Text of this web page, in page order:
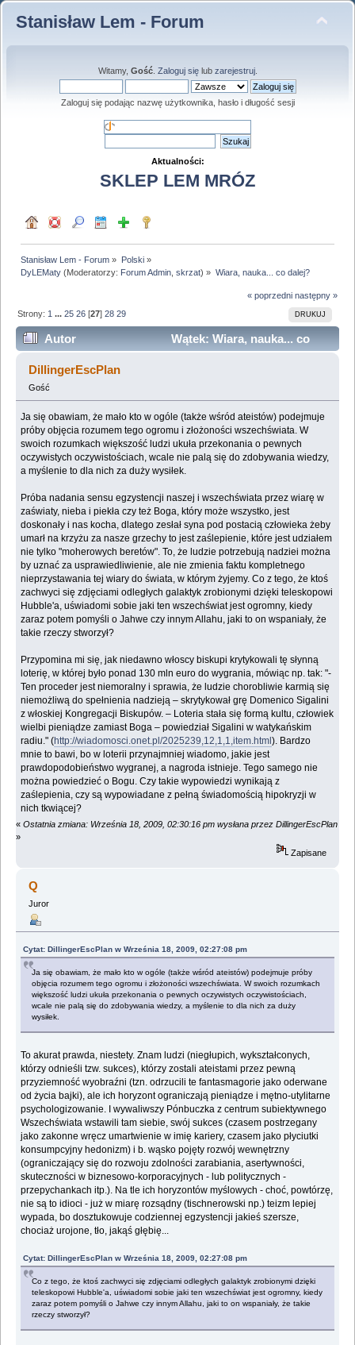
Stanisław Lem - Forum
Witamy, Gość. Zaloguj sięlub zarejestruj.
Zaloguj się podając nazwę użytkownika, hasło i długość sesji
Aktualności:
SKLEP LEM MRÓZ
Stanisław Lem - Forum » Polski»
DyLEMaty (Moderatorzy: Forum Admin ,skrzat) » Wiara, nauka... co dalej?
« poprzedni następny »
DRUKUJ
Strony: 1 ...25 26 [27]28 29
Autor
Wątek: Wiara, nauka... co
dalej? (Przeczytany 478492 razy)
DillingerEscPlan
Gość
Ja się obawiam, że mało kto w ogóle (także wśród ateistów) podejmuje
próby objęcia rozumem tego ogromu i złożoności wszechświata. W
swoich rozumkach większość ludzi ukuła przekonania o pewnych
oczywistych oczywistościach, wcale nie palą się do zdobywania wiedzy,
a myślenie to dla nich za duży wysiłek.
Próba nadania sensu egzystencji naszej i wszechświata przez wiarę w
zaświaty, nieba i piekła czy też Boga, który może wszystko, jest
doskonały i nas kocha, dlatego zesłał syna pod postacią człowieka żeby
umarł na krzyżu za nasze grzechy to jest zaślepienie, które jest udziałem
nie tylko "moherowych beretów". To, że ludzie potrzebują nadziei można
by uznać za usprawiedliwienie, ale nie zmienia faktu kompletnego
nieprzystawania tej wiary do świata, w którym żyjemy. Co z tego, że ktoś
zachwyci się zdjęciami odległych galaktyk zrobionymi dzięki teleskopowi
Hubble'a, uświadomi sobie jaki ten wszechświat jest ogromny, kiedy
zaraz potem pomyśli o Jahwe czy innym Allahu, jaki to on wspaniały, że
takie rzeczy stworzył?
Przypomina mi się, jak niedawno włoscy biskupi krytykowali tę słynną
loterię, w której było ponad 130 mln euro do wygrania, mówiąc np. tak: "-
Ten proceder jest niemoralny i sprawia, że ludzie chorobliwie karmią się
niemożliwą do spełnienia nadzieją – skrytykował grę Domenico Sigalini
z włoskiej Kongregacji Biskupów. – Loteria stała się formą kultu, człowiek
wielbi pieniądze zamiast Boga – powiedział Sigalini w watykańskim
radiu." (http://wiadomosci.onet.pl/2025239,12,1,1,item.html). Bardzo
mnie to bawi, bo w loterii przynajmniej wiadomo, jakie jest
prawdopodobieństwo wygranej, a nagroda istnieje. Tego samego nie
można powiedzieć o Bogu. Czy takie wypowiedzi wynikają z
zaślepienia, czy są wypowiadane z pełną świadomością hipokryzji w
nich tkwiącej?
« Ostatnia zmiana: Września 18, 2009, 02:30:16 pm wysłana przez DillingerEscPlan
»
Zapisane
Q
Juror
Cytat: DillingerEscPlan w Września 18, 2009, 02:27:08 pm
Ja się obawiam, że mało kto w ogóle (także wśród ateistów) podejmuje próby
objęcia rozumem tego ogromu i złożoności wszechświata. W swoich rozumkach
większość ludzi ukuła przekonania o pewnych oczywistych oczywistościach,
wcale nie palą się do zdobywania wiedzy, a myślenie to dla nich za duży
wysiłek.
To akurat prawda, niestety. Znam ludzi (niegłupich, wykształconych,
którzy odnieśli tzw. sukces), którzy zostali ateistami przez pewną
przyziemność wyobraźni (tzn. odrzucili te fantasmagorie jako oderwane
od życia bajki), ale ich horyzont ograniczają pieniądze i mętno-utylitarne
psychologizowanie. I wywaliwszy Pónbuczka z centrum subiektywnego
Wszechświata wstawili tam siebie, swój sukces (czasem postrzegany
jako zakonne wręcz umartwienie w imię kariery, czasem jako płyciutki
konsumpcyjny hedonizm) i b. wąsko pojęty rozwój wewnętrzny
(ograniczający się do rozwoju zdolności zarabiania, asertywności,
skuteczności w biznesowo-korporacyjnych - lub politycznych -
przepychankach itp.). Na tle ich horyzontów myślowych - choć, powtórzę,
nie są to idioci - już w miarę rozsądny (tischnerowski np.) teizm lepiej
wypada, bo dosztukowuje codziennej egzystencji jakieś szersze,
chociaż urojone, tło, jakąś głębię...
Cytat: DillingerEscPlan w Września 18, 2009, 02:27:08 pm
Co z tego, że ktoś zachwyci się zdjęciami odległych galaktyk zrobionymi dzięki
teleskopowi Hubble'a, uświadomi sobie jaki ten wszechświat jest ogromny, kiedy
zaraz potem pomyśli o Jahwe czy innym Allahu, jaki to on wspaniały, że takie
rzeczy stworzył?